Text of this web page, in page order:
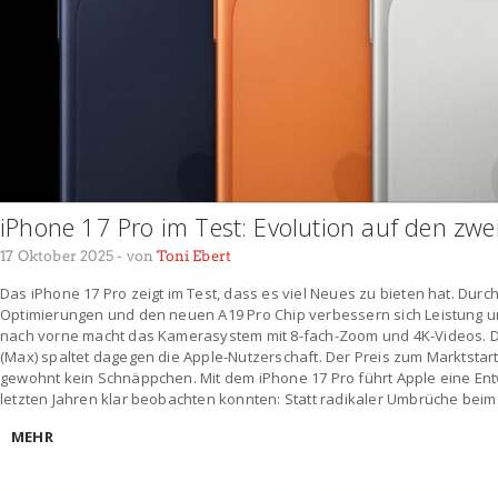
iPhone 17 Pro im Test: Evolution auf den
17 Oktober 2025- vonToni Ebert
Das iPhone 17 Pro zeigt im Test, dass es viel Neues zu bieten hat.
Optimierungen und den neuen A19 Pro Chip verbessern sich Leistung
nach vorne macht das Kamerasystem mit 8-fach-Zoom und 4K-Videos.
(Max) spaltet dagegen die Apple-Nutzerschaft. Der Preis zum
gewohnt kein Schnäppchen. Mit dem iPhone 17 Pro führt Apple eine
letzten Jahren klar beobachten konnten: Statt radikaler Umbrüche beim
MEHR